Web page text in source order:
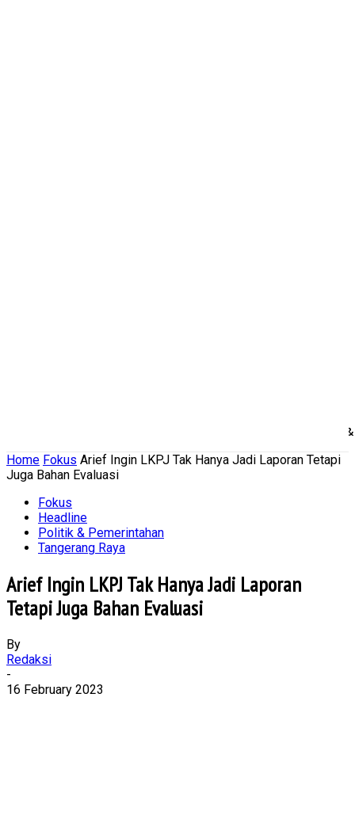
Politik
Home Fokus Arief Ingin LKPJ Tak Hanya Jadi Laporan Tetapi
Juga Bahan Evaluasi
Fokus
Headline
Politik & Pemerintahan
Tangerang Raya
Arief Ingin LKPJ Tak Hanya Jadi Laporan
Tetapi Juga Bahan Evaluasi
By
Redaksi
-
16 February 2023